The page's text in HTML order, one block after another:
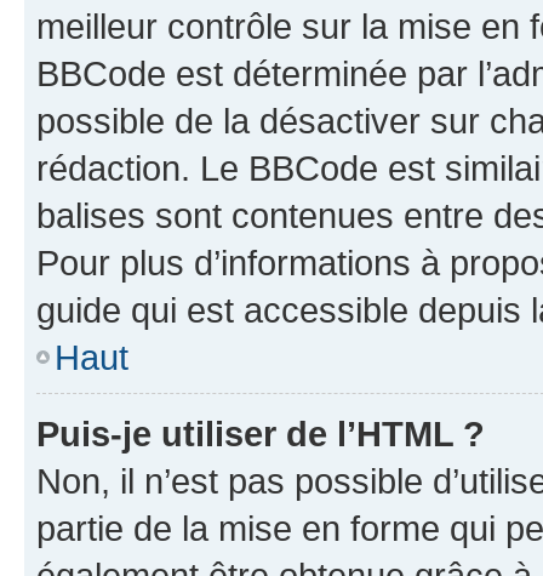
meilleur contrôle sur la mise en
BBCode est déterminée par
possible de la désactiver sur
rédaction. Le BBCode est
balises sont contenues entre
Pour plus d’informations à
guide qui est accessible depuis
Haut
Puis-je utiliser de l’HTML ?
Non, il n’est pas possible
partie de la mise en forme qui